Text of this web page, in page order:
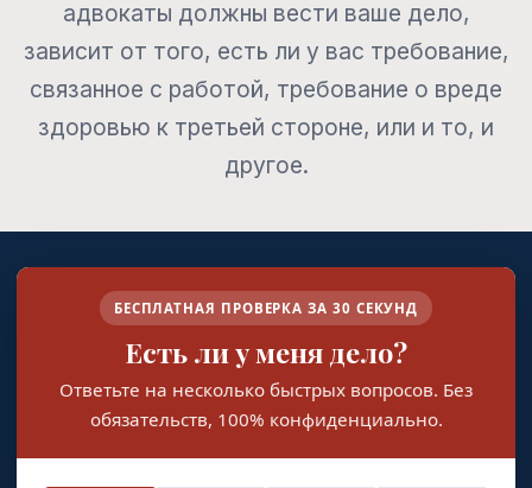
адвокаты должны вести ваше дело,
зависит от того, есть ли у вас требование,
связанное с работой, требование о вреде
здоровью к третьей стороне, или и то, и
другое.
БЕСПЛАТНАЯ ПРОВЕРКА ЗА 30 СЕКУНД
Есть ли у меня дело?
Ответьте на несколько быстрых вопросов. Без
обязательств, 100% конфиденциально.